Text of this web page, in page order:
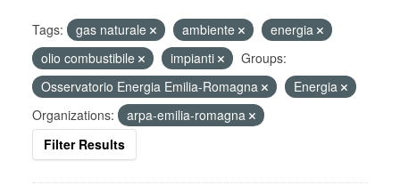
Tags: gas naturale ambiente
energia
olio combustibile
impianti
Groups:
Osservatorio Energia Emilia-Romagna
Energia
Organizations:
arpa-emilia-romagna
Filter Results